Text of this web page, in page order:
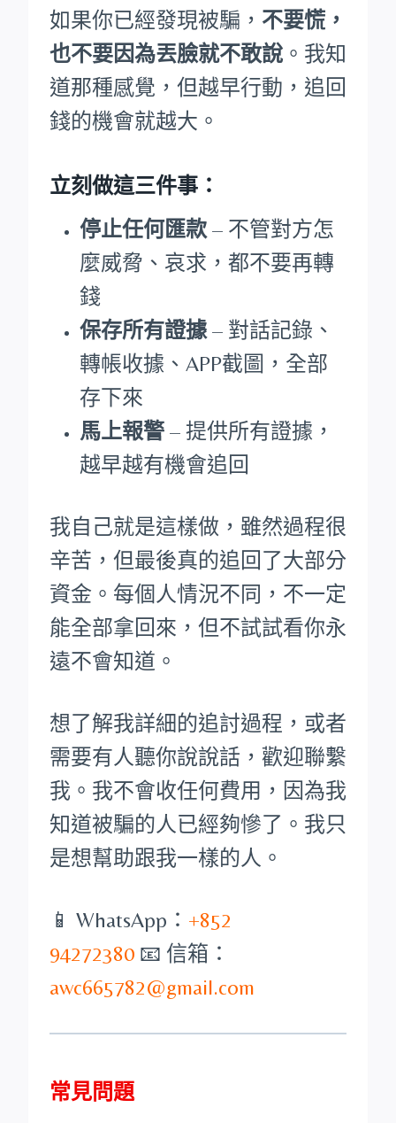
如果你已經發現被騙， 不要慌，
也不要因為丟臉就不敢說 。我知
道那種感覺，但越早行動，追回
錢的機會就越大。
立刻做這三件事：
停止任何匯款 – 不管對方怎
麼威脅、哀求，都不要再轉
錢
保存所有證據 – 對話記錄、
轉帳收據、APP截圖，全部
存下來
馬上報警 – 提供所有證據，
越早越有機會追回
我自己就是這樣做，雖然過程很
辛苦，但最後真的追回了大部分
資金。每個人情況不同，不一定
能全部拿回來，但不試試看你永
遠不會知道。
想了解我詳細的追討過程，或者
需要有人聽你說說話，歡迎聯繫
我。我不會收任何費用，因為我
知道被騙的人已經夠慘了。我只
是想幫助跟我一樣的人。
📱 WhatsApp： +852
94272380 📧 信箱：
awc665782@gmail.com
常見問題